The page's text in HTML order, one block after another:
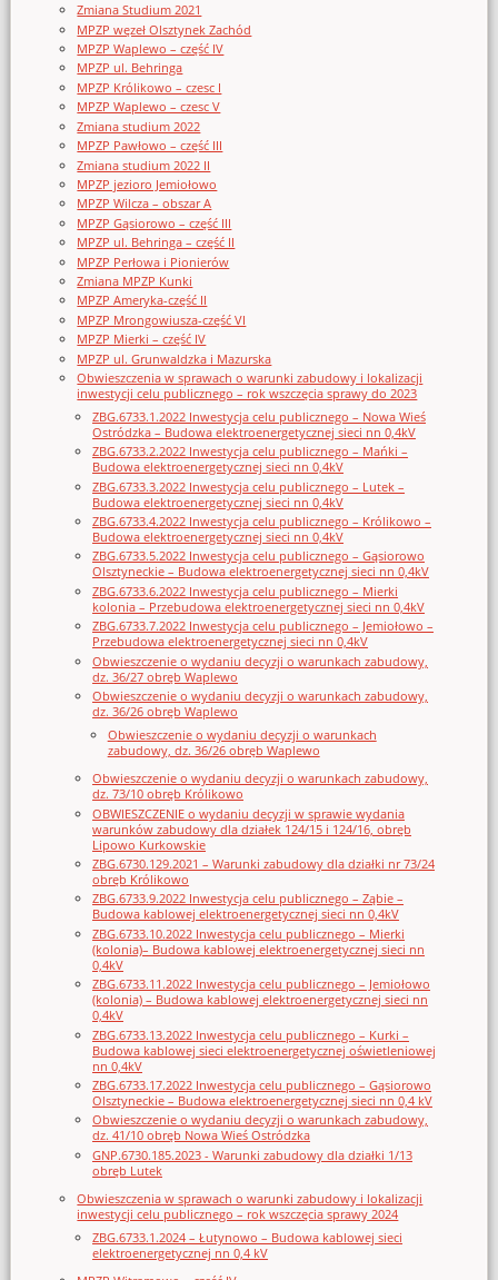
Zmiana Studium 2021
MPZP węzeł Olsztynek Zachód
MPZP Waplewo – część IV
MPZP ul. Behringa
MPZP Królikowo – czesc I
MPZP Waplewo – czesc V
Zmiana studium 2022
MPZP Pawłowo – część III
Zmiana studium 2022 II
MPZP jezioro Jemiołowo
MPZP Wilcza – obszar A
MPZP Gąsiorowo – część III
MPZP ul. Behringa – część II
MPZP Perłowa i Pionierów
Zmiana MPZP Kunki
MPZP Ameryka-część II
MPZP Mrongowiusza-część VI
MPZP Mierki – część IV
MPZP ul. Grunwaldzka i Mazurska
Obwieszczenia w sprawach o warunki zabudowy i lokalizacji
inwestycji celu publicznego – rok wszczęcia sprawy do 2023
ZBG.6733.1.2022 Inwestycja celu publicznego – Nowa Wieś
Ostródzka – Budowa elektroenergetycznej sieci nn 0,4kV
ZBG.6733.2.2022 Inwestycja celu publicznego – Mańki –
Budowa elektroenergetycznej sieci nn 0,4kV
ZBG.6733.3.2022 Inwestycja celu publicznego – Lutek –
Budowa elektroenergetycznej sieci nn 0,4kV
ZBG.6733.4.2022 Inwestycja celu publicznego – Królikowo –
Budowa elektroenergetycznej sieci nn 0,4kV
ZBG.6733.5.2022 Inwestycja celu publicznego – Gąsiorowo
Olsztyneckie – Budowa elektroenergetycznej sieci nn 0,4kV
ZBG.6733.6.2022 Inwestycja celu publicznego – Mierki
kolonia – Przebudowa elektroenergetycznej sieci nn 0,4kV
ZBG.6733.7.2022 Inwestycja celu publicznego – Jemiołowo –
Przebudowa elektroenergetycznej sieci nn 0,4kV
Obwieszczenie o wydaniu decyzji o warunkach zabudowy,
dz. 36/27 obręb Waplewo
Obwieszczenie o wydaniu decyzji o warunkach zabudowy,
dz. 36/26 obręb Waplewo
Obwieszczenie o wydaniu decyzji o warunkach
zabudowy, dz. 36/26 obręb Waplewo
Obwieszczenie o wydaniu decyzji o warunkach zabudowy,
dz. 73/10 obręb Królikowo
OBWIESZCZENIE o wydaniu decyzji w sprawie wydania
warunków zabudowy dla działek 124/15 i 124/16, obręb
Lipowo Kurkowskie
ZBG.6730.129.2021 – Warunki zabudowy dla działki nr 73/24
obręb Królikowo
ZBG.6733.9.2022 Inwestycja celu publicznego – Ząbie –
Budowa kablowej elektroenergetycznej sieci nn 0,4kV
ZBG.6733.10.2022 Inwestycja celu publicznego – Mierki
(kolonia)– Budowa kablowej elektroenergetycznej sieci nn
0,4kV
ZBG.6733.11.2022 Inwestycja celu publicznego – Jemiołowo
(kolonia) – Budowa kablowej elektroenergetycznej sieci nn
0,4kV
ZBG.6733.13.2022 Inwestycja celu publicznego – Kurki –
Budowa kablowej sieci elektroenergetycznej oświetleniowej
nn 0,4kV
ZBG.6733.17.2022 Inwestycja celu publicznego – Gąsiorowo
Olsztyneckie – Budowa elektroenergetycznej sieci nn 0,4 kV
Obwieszczenie o wydaniu decyzji o warunkach zabudowy,
dz. 41/10 obręb Nowa Wieś Ostródzka
GNP.6730.185.2023 - Warunki zabudowy dla działki 1/13
obręb Lutek
Obwieszczenia w sprawach o warunki zabudowy i lokalizacji
inwestycji celu publicznego – rok wszczęcia sprawy 2024
ZBG.6733.1.2024 – Łutynowo – Budowa kablowej sieci
elektroenergetycznej nn 0,4 kV